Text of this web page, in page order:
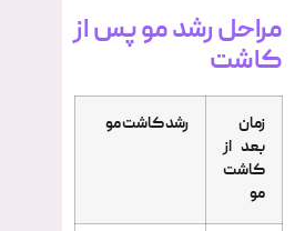
مراحل رشد مو پس از
کاشت
زمان
بعد از
کاشت
مو
رشد کاشت مو